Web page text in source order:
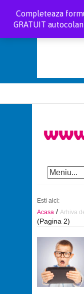
Esti aici:
Acasa / Arhiva
(Pagina 2)
Completeaza
GRATUIT